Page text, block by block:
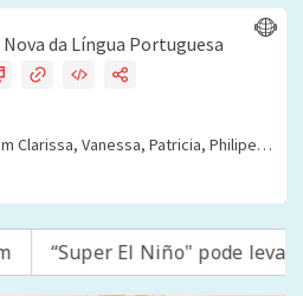
“Super El Niño" pode levar